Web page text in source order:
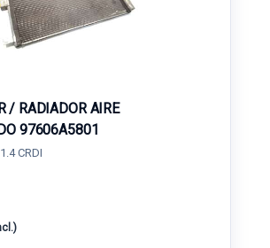
/ RADIADOR AIRE
97606A5801
CRDI